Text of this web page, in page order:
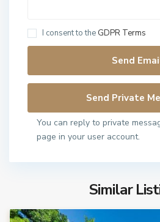
I consent to the GDPR Terms
You can reply to private
page in your user account.
Similar